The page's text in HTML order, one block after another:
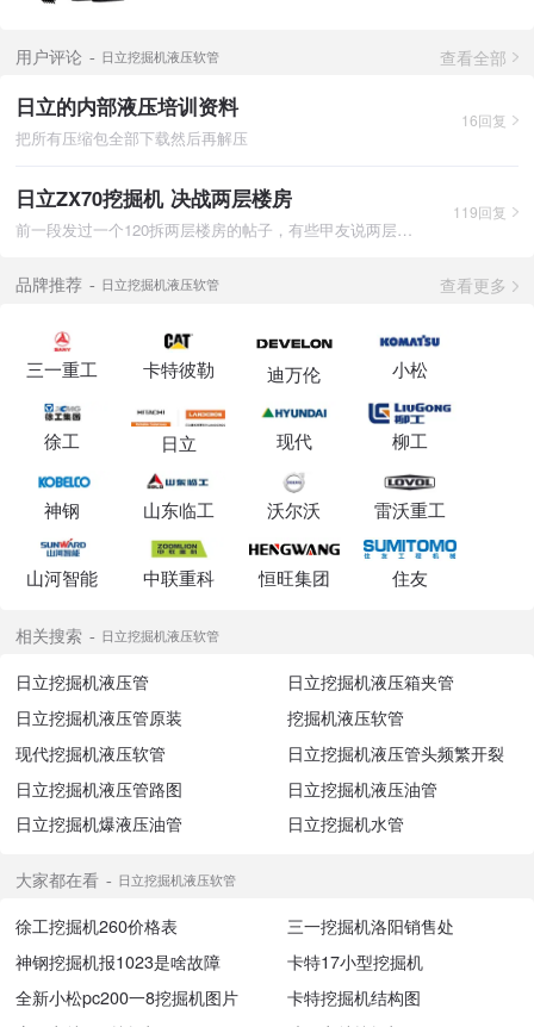
用户评论 日立挖掘机液压软管 查看全部
日立的内部液压培训资料
把所有压缩包全部下载然后再解压
16回复
日立ZX70挖掘机 决战两层楼房
前一段发过一个120拆两层楼房的帖子，有些甲友说两层房子70机完
119回复
品牌推荐 日立挖掘机液压软管 查看更多
三一重工 卡特彼勒 迪万伦 小松
徐工 日立 现代 柳工
神钢 山东临工 沃尔沃 雷沃重工
山河智能 中联重科 恒旺集团 住友
相关搜索 日立挖掘机液压软管
日立挖掘机液压管
日立挖掘机液压箱夹管
日立挖掘机液压管原装
挖掘机液压软管
现代挖掘机液压软管
日立挖掘机液压管头频繁开裂
日立挖掘机液压管路图
日立挖掘机液压油管
日立挖掘机爆液压油管
日立挖掘机水管
大家都在看 日立挖掘机液压软管
徐工挖掘机260价格表
三一挖掘机洛阳销售处
神钢挖掘机报1023是啥故障
卡特17小型挖掘机
全新小松pc200一8挖掘机图片
卡特挖掘机结构图